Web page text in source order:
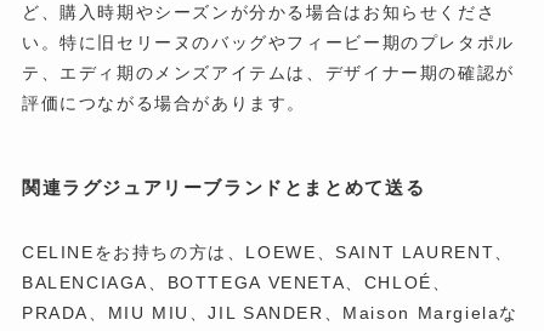
ど、購入時期やシーズンが分かる場合はお知らせくださ
い。特に旧セリーヌのバッグやフィービー期のプレタポル
テ、エディ期のメンズアイテムは、デザイナー期の確認が
評価につながる場合があります。
関連ラグジュアリーブランドとまとめて送る
CELINEをお持ちの方は、LOEWE、SAINT LAURENT、
BALENCIAGA、BOTTEGA VENETA、CHLOÉ、
PRADA、MIU MIU、JIL SANDER、Maison Margielaな